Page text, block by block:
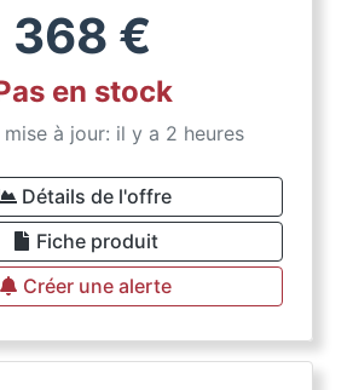
368 €
en stock
mise à jour: il y a 2 heures
Détails de l'offre
Fiche produit
Créer une alerte